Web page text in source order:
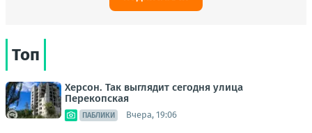
Топ
Херсон. Так выглядит сегодня улица
Перекопская
ПАБЛИКИ Вчера, 19:06